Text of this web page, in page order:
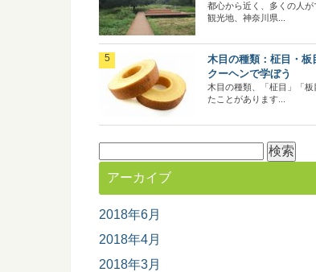
都心から近く、多くの人
観光地、神奈川県...
木目の種類：柾目・板
クーヘンで学ぼう
木目の種類、「柾目」「
たことがあります...
索:
アーカイブ
2018年6月
2018年4月
2018年3月